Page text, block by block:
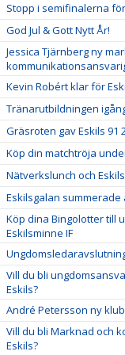
Stopp i semifinalerna
God Jul & Gott Nytt År!
Jessica Tjärnberg ny
Kevin Robért klar för
Tränarutbildningen
Gräsroten gav Eskils 91
Köp din matchtröja
Nätverkslunch och
Eskilsgalan summerade
Köp dina Bingolotter till
Eskilsminne IF
Vill du bli
Eskils?
André Petersson ny
Vill du bli Marknad och
Eskils?